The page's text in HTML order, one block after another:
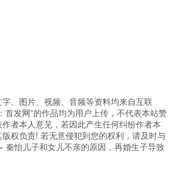
、图片、视频、音频等资料均来自互联
首发网”的作品均为用户上传，不代表本站赞
者本人意见，若因此产生任何纠纷作者本
权负责! 若无意侵犯到您的权利，请及时与
» 秦怡儿子和女儿不亲的原因，再婚生子导致